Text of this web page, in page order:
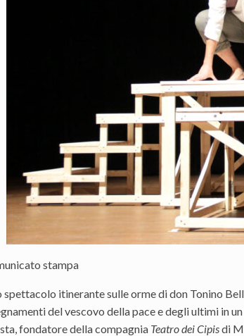
stampa
spettacolo itinerante sulle orme di don Tonino
del vescovo della pace e degli ultimi in
fondatore della compagnia Teatro dei Cipisdi